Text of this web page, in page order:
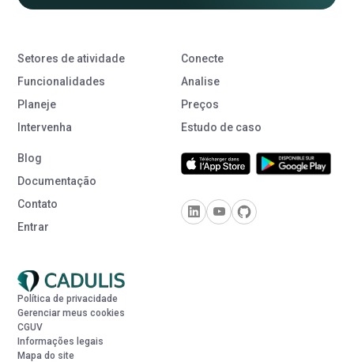
Setores de atividade
Funcionalidades
Planeje
Intervenha
Conecte
Analise
Preços
Estudo de caso
Blog
Documentação
Contato
Entrar
Política de privacidade
Gerenciar meus cookies
CGUV
Informações legais
Mapa do site